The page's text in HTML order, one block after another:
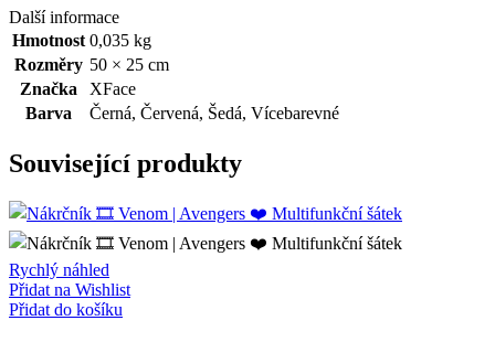
Další informace
Hmotnost 0,035 kg
Rozměry 50 × 25 cm
Značka
XFace
Barva
Černá, Červená, Šedá, Vícebarevné
Související produkty
Rychlý náhled
Přidat na Wishlist
Přidat do košíku